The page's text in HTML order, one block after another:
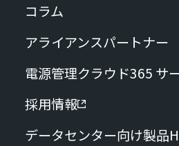
コラム
アライアンスパートナー
電源管理クラウド365 サ
採用情報
データセンター向け製品